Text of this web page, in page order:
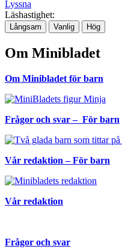
Lyssna
Läshastighet:
Långsam Vanlig Hög
Om Minibladet
Om Minibladet för barn
Frågor och svar – För barn
Vår redaktion – För barn
Vår redaktion
Frågor och svar